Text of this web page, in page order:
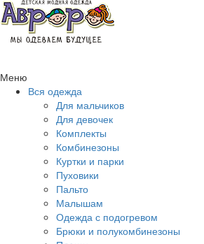
Меню
Вся одежда
Для мальчиков
Для девочек
Комплекты
Комбинезоны
Куртки и парки
Пуховики
Пальто
Малышам
Одежда с подогревом
Брюки и полукомбинезоны